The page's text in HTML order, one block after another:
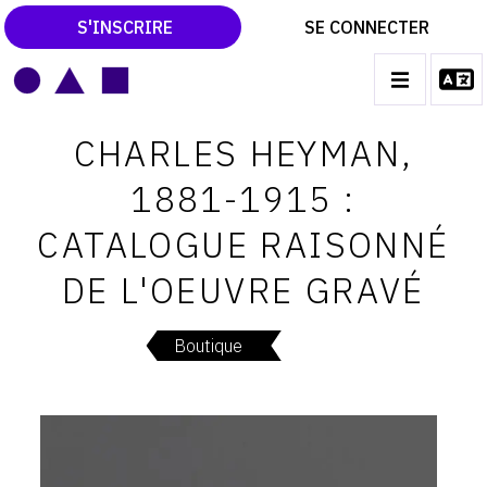
S'INSCRIRE SE CONNECTER
navigation
CATALOGUES RAISONNÉS
LES EXPOSITIONS
LES VERNISSAGES
ARCHIVES DES EXPOSITIONS
ACTUALITÉS DU MONDE DE L'ART
CHARLES HEYMAN,
1881-1915 :
CATALOGUE RAISONNÉ
DE L'OEUVRE GRAVÉ
Boutique